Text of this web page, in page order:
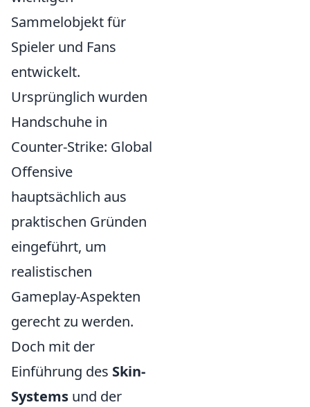
Sammelobjekt für
Spieler und Fans
entwickelt.
Ursprünglich wurden
Handschuhe in
Counter-Strike: Global
Offensive
hauptsächlich aus
praktischen Gründen
eingeführt, um
realistischen
Gameplay-Aspekten
gerecht zu werden.
Doch mit der
Einführung des Skin-
Systems und der